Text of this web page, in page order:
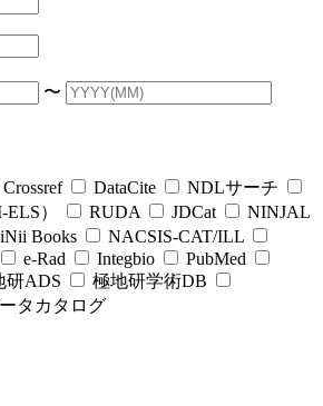
〜
Crossref DataCite
NDLサーチ
）
RUDA JDCat
NINJAL
Books
NACSIS-CAT/ILL
e-Rad Integbio
PubMed
研ADS
極地研学術DB
タカタログ